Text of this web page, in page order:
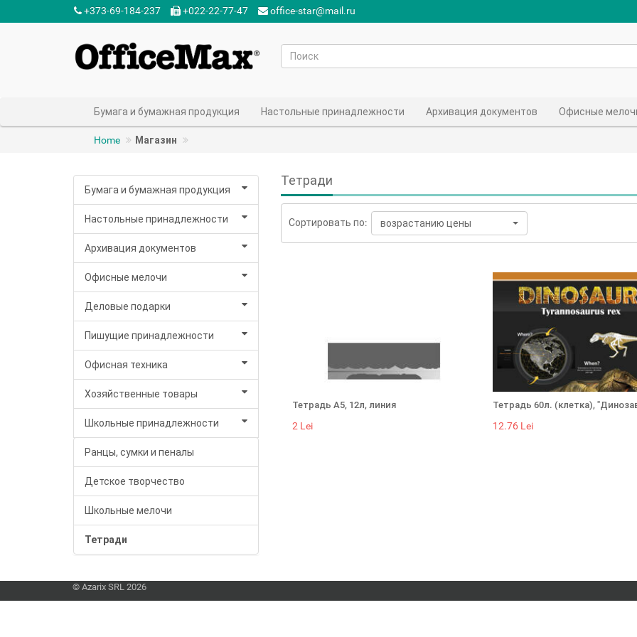
+373-69-184-237‬ +022-22-77-47‬ office-star@mail.ru
Бумага и бумажная продукция Настольные принадлежности Архивация документов Офисные
Home Магазин
Бумага и бумажная продукция
Настольные принадлежности
Архивация документов
Офисные мелочи
Деловые подарки
Пишущие принадлежности
Офисная техника
Хозяйственные товары
Школьные принадлежности
Ранцы, сумки и пеналы
Детское творчество
Школьные мелочи
Тетради
Тетради
Сортировать по: возрастанию цены
Тетрадь А5, 12л, линия
2 Lei
Тетрадь 60л. (клетка),
12.76 Lei
© Azarix SRL 2026